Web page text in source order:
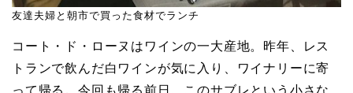
友達夫婦と朝市で買った食材でランチ
コート・ド・ローヌはワインの一大産地。昨年、レス
トランで飲んだ白ワインが気に入り、ワイナリーに寄
って帰る。今回も帰る前日、このサブレという小さな